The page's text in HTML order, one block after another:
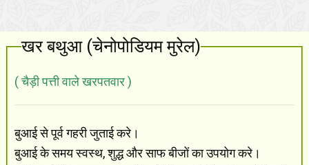
खर बथुआ (चेनोपोडियम मुरेल)
( चैड़ी पत्ती वाले खरपतवार )
बुआई से पूर्व गहरी जुताई करे।
बुआई के समय स्वस्थ, शुद्ध और साफ बीजों का उपयोग करे।